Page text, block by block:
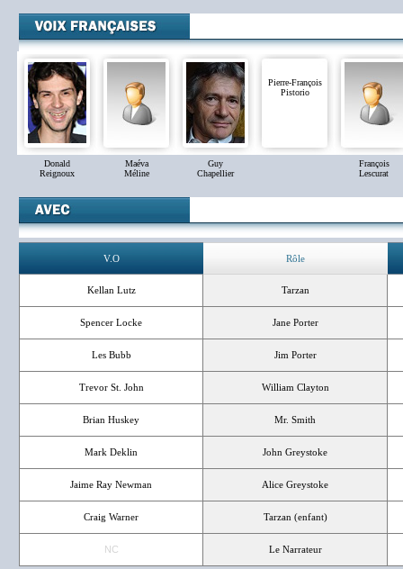
Donald
Reignoux
Maéva
Méline
Guy
Chapellier
Pierre-François
Pistorio
François
Lescurat
V.O Rôle
Kellan Lutz Tarzan
Spencer Locke Jane Porter
Les Bubb Jim Porter
Trevor St. John William Clayton
Brian Huskey Mr. Smith
Mark Deklin John Greystoke
Jaime Ray Newman Alice Greystoke
Craig Warner Tarzan (enfant)
NC Le Narrateur